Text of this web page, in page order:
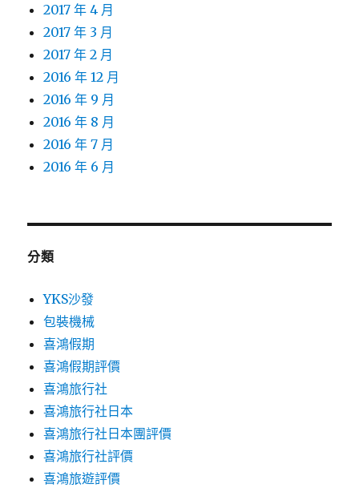
2017 年 4 月
2017 年 3 月
2017 年 2 月
2016 年 12 月
2016 年 9 月
2016 年 8 月
2016 年 7 月
2016 年 6 月
分類
YKS沙發
包裝機械
喜鴻假期
喜鴻假期評價
喜鴻旅行社
喜鴻旅行社日本
喜鴻旅行社日本團評價
喜鴻旅行社評價
喜鴻旅遊評價